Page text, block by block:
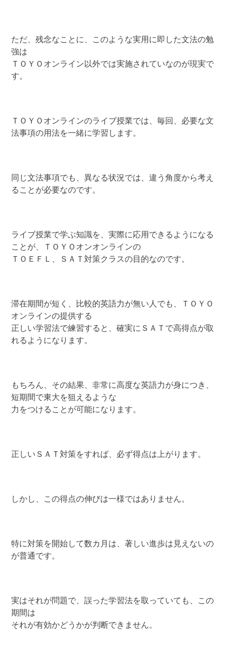
ただ、残念なことに、このような実用に即した文法の勉
強は
ＴＯＹＯオンライン以外では実施されていなのが現実で
す。
ＴＯＹＯオンラインのライブ授業では、毎回、必要な文
法事項の用法を一緒に学習します。
同じ文法事項でも、異なる状況では、違う角度から考え
ることが必要なのです。
ライブ授業で学ぶ知識を、実際に応用できるようになる
ことが、ＴＯＹＯオンオンラインの
ＴＯＥＦＬ、ＳＡＴ対策クラスの目的なのです。
滞在期間が短く、比較的英語力が無い人でも、ＴＯＹＯ
オンラインの提供する
正しい学習法で練習すると、確実にＳＡＴで高得点が取
れるようになります。
もちろん、その結果、非常に高度な英語力が身につき、
短期間で東大を狙えるような
力をつけることが可能になります。
正しいＳＡＴ対策をすれば、必ず得点は上がります。
しかし、この得点の伸びは一様ではありません。
特に対策を開始して数カ月は、著しい進歩は見えないの
が普通です。
実はそれが問題で、誤った学習法を取っていても、この
期間は
それが有効かどうかが判断できません。